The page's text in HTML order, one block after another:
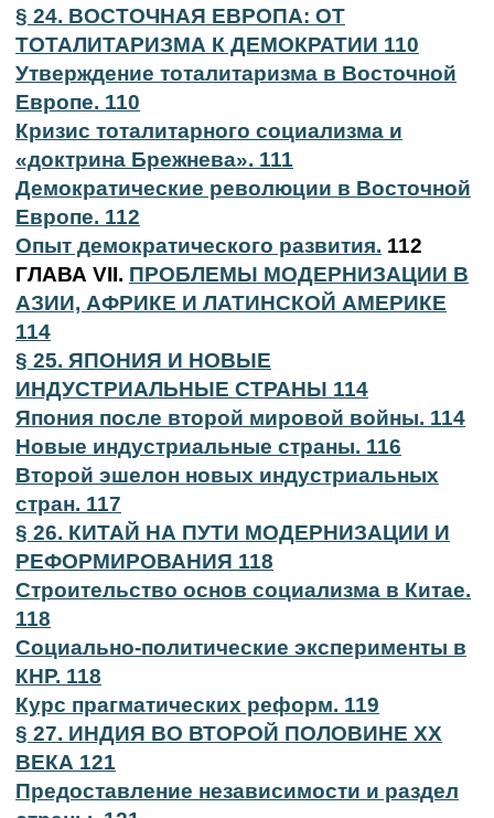
§ 24. ВОСТОЧНАЯ ЕВРОПА: ОТ
ТОТАЛИТАРИЗМА К ДЕМОКРАТИИ 110
Утверждение тоталитаризма в Восточной
Европе. 110
Кризис тоталитарного социализма и
«доктрина Брежнева». 111
Демократические революции в Восточной
Европе. 112
Опыт демократического развития. 112
ГЛАВА VII. ПРОБЛЕМЫ МОДЕРНИЗАЦИИ В
АЗИИ, АФРИКЕ И ЛАТИНСКОЙ АМЕРИКЕ
114
§ 25. ЯПОНИЯ И НОВЫЕ
ИНДУСТРИАЛЬНЫЕ СТРАНЫ 114
Япония после второй мировой войны. 114
Новые индустриальные страны. 116
Второй эшелон новых индустриальных
стран. 117
§ 26. КИТАЙ НА ПУТИ МОДЕРНИЗАЦИИ И
РЕФОРМИРОВАНИЯ 118
Строительство основ социализма в Китае.
118
Социально-политические эксперименты в
КНР. 118
Курс прагматических реформ. 119
§ 27. ИНДИЯ ВО ВТОРОЙ ПОЛОВИНЕ XX
ВЕКА 121
Предоставление независимости и раздел